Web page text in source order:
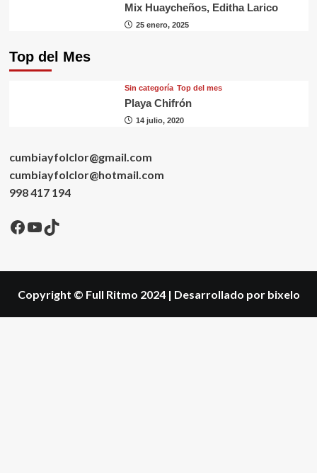
Mix Huaycheños, Editha Larico
25 enero, 2025
Top del Mes
Sin categorí­a Top del mes
Playa Chifrón
14 julio, 2020
cumbiayfolclor@gmail.com
cumbiayfolclor@hotmail.com
998 417 194
Facebook
YouTube
TikTok
Copyright © Full Ritmo 2024 | Desarrollado por bixelo